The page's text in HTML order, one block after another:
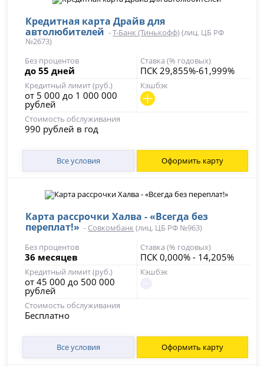
Кредитная карта Драйв для
автолюбителей -Т-Банк (Тинькофф)(лиц. ЦБ РФ
№2673)
Без процентов
до 55 дней
Ставка (% годовых)
ПСК 29,855%-61,999%
Кредитный лимит (руб.)
от 5 000 до 1 000 000
рублей
Кэшбэк
Стоимость обслуживания
990 рублей в год
Все условия Оформить карту
Карта рассрочки Халва - «Всегда без
переплат!» - Совкомбанк (лиц. ЦБ РФ №963)
Без процентов
36 месяцев
Ставка (% годовых)
ПСК 0,000% - 14,205%
Кредитный лимит (руб.)
от 45 000 до 500 000
рублей
Кэшбэк
Стоимость обслуживания
Бесплатно
Все условия Оформить карту